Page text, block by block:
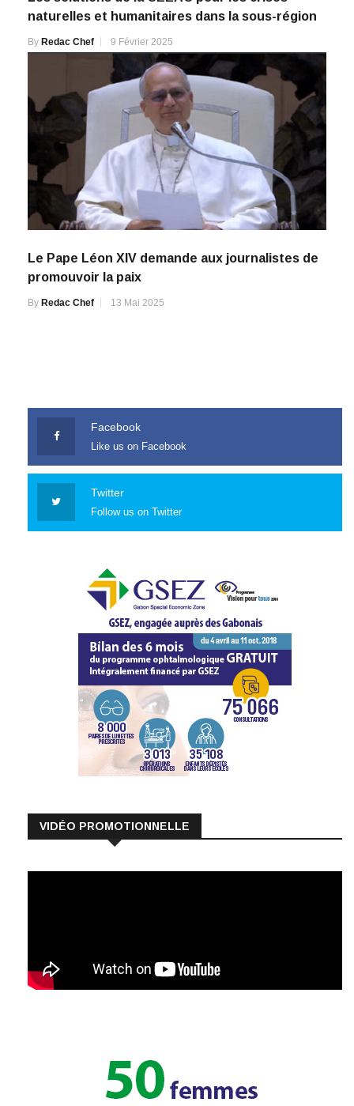
naturelles et humanitaires dans la sous-région
By Redac Chef 9 Février 2025
Le Pape Léon XIV demande aux journalistes de
promouvoir la paix
By Redac Chef 13 Mai 2025
Facebook
Like us on Facebook
Twitter
Follow us on Twitter
VIDÉO PROMOTIONNELLE